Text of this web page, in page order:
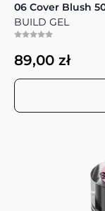
06 Cover Blush
BUILD GEL
89,00 zł